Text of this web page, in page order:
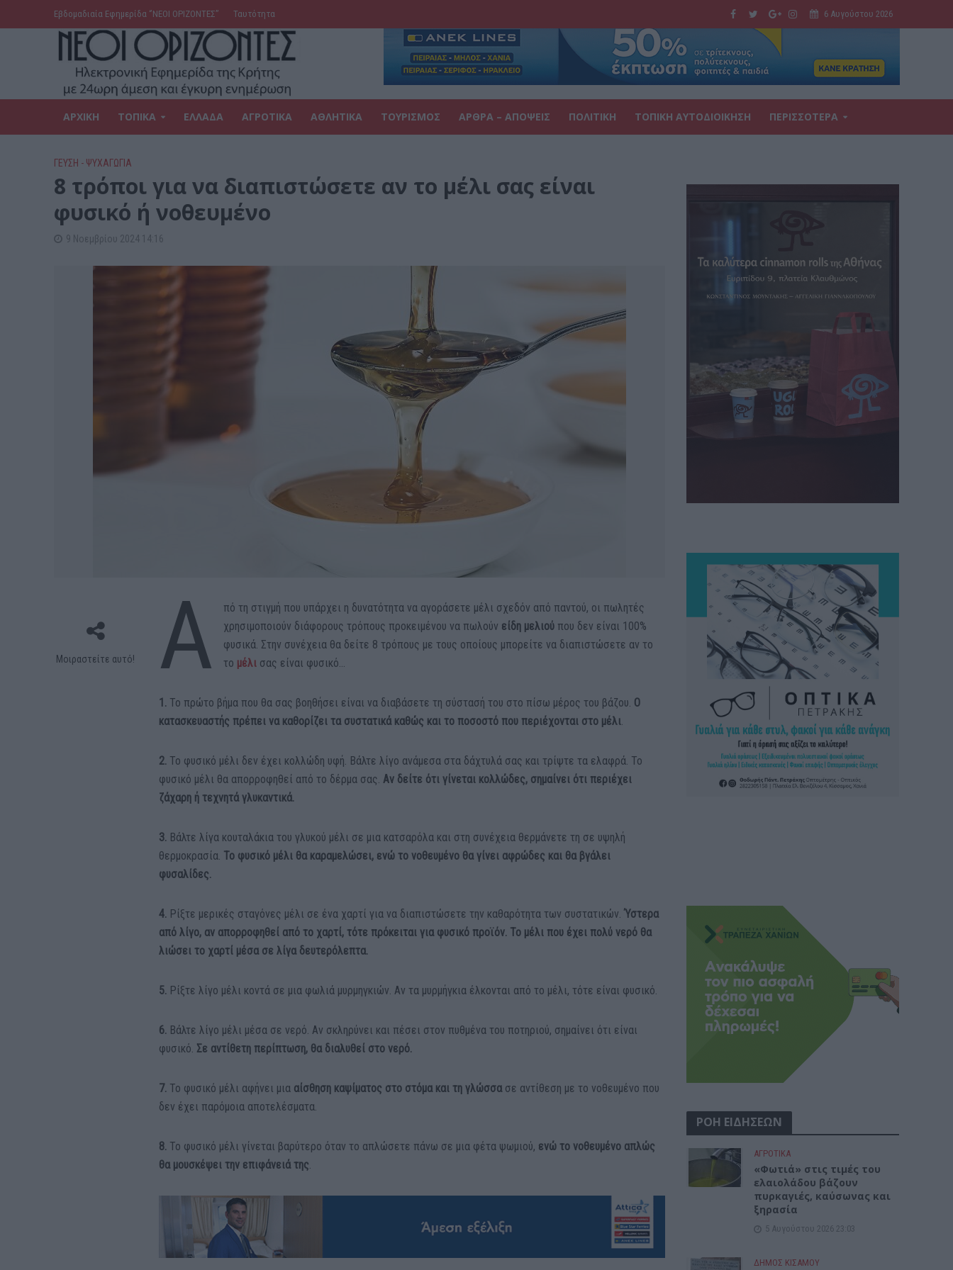
Εβδομαδιαία Εφημερίδα ‘’ΝΕΟΙ ΟΡΙΖΟΝΤΕΣ’’ Ταυτότητα 6 Αυγούστου 2026
ΑΡΧΙΚΗ ΤΟΠΙΚΑ ΕΛΛΑΔΑ ΑΓΡΟΤΙΚΑ ΑΘΛΗΤΙΚΑ ΤΟΥΡΙΣΜΟΣ ΑΡΘΡΑ – ΑΠΟΨΕΙΣ ΠΟΛΙΤΙΚΗ ΤΟΠΙΚΗ ΑΥΤΟΔΙΟΙΚΗΣΗ ΠΕΡΙΣΣΟΤΕΡΑ
ΓΕΎΣΗ - ΨΥΧΑΓΩΓΊΑ
8 τρόποι για να διαπιστώσετε αν το μέλι σας είναι
φυσικό ή νοθευμένο
9 Νοεμβρίου 2024 14:16
Μοιραστείτε αυτό! A
πό τη στιγμή που υπάρχει η δυνατότητα να αγοράσετε μέλι σχεδόν από παντού, οι πωλητές
χρησιμοποιούν διάφορους τρόπους προκειμένου να πωλούν είδη μελιούπου δεν είναι 100%
φυσικά. Στην συνέχεια θα δείτε 8 τρόπους με τους οποίους μπορείτε να διαπιστώσετε αν το
το μέλισας είναι φυσικό…
1. Το πρώτο βήμα που θα σας βοηθήσει είναι να διαβάσετε τη σύστασή του στο πίσω μέρος του βάζου. Ο
κατασκευαστής πρέπει να καθορίζει τα συστατικά καθώς και το ποσοστό που περιέχονται στο μέλι.
2. Το φυσικό μέλι δεν έχει κολλώδη υφή. Βάλτε λίγο ανάμεσα στα δάχτυλά σας και τρίψτε τα ελαφρά. Το
φυσικό μέλι θα απορροφηθεί από το δέρμα σας.Αν δείτε ότι γίνεται κολλώδες, σημαίνει ότι περιέχει
ζάχαρη ή τεχνητά γλυκαντικά.
3. Βάλτε λίγα κουταλάκια του γλυκού μέλι σε μια κατσαρόλα και στη συνέχεια θερμάνετε τη σε υψηλή
θερμοκρασία. Το φυσικό μέλι θα καραμελώσει, ενώ το νοθευμένο θα γίνει αφρώδες και θα βγάλει
φυσαλίδες.
4. Ρίξτε μερικές σταγόνες μέλι σε ένα χαρτί για να διαπιστώσετε την καθαρότητα των συστατικών.Ύστερα
από λίγο, αν απορροφηθεί από το χαρτί, τότε πρόκειται για φυσικό προϊόν. Το μέλι που έχει πολύ νερό θα
λιώσει το χαρτί μέσα σε λίγα δευτερόλεπτα.
5. Ρίξτε λίγο μέλι κοντά σε μια φωλιά μυρμηγκιών. Αν τα μυρμήγκια έλκονται από το μέλι, τότε είναι φυσικό.
6. Βάλτε λίγο μέλι μέσα σε νερό. Αν σκληρύνει και πέσει στον πυθμένα του ποτηριού, σημαίνει ότι είναι
φυσικό. Σε αντίθετη περίπτωση, θα διαλυθεί στο νερό.
7. Το φυσικό μέλι αφήνει μια αίσθηση καψίματος στο στόμα και τη γλώσσα σε αντίθεση με το νοθευμένο που
δεν έχει παρόμοια αποτελέσματα.
8. Το φυσικό μέλι γίνεται βαρύτερο όταν το απλώσετε πάνω σε μια φέτα ψωμιού, ενώ το νοθευμένο απλώς
θα μουσκέψει την επιφάνειά της.
ΡΟΗ ΕΙΔΗΣΕΩΝ
ΑΓΡΟΤΙΚΑ
«Φωτιά» στις τιμές του
ελαιολάδου βάζουν
πυρκαγιές, καύσωνας και
ξηρασία
5 Αυγούστου 2026 23:03
ΔΉΜΟΣ ΚΙΣΆΜΟΥ